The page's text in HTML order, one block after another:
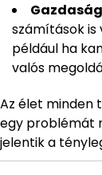
számítások
például ha
valós
Az élet minden
egy problémát
jelentik a